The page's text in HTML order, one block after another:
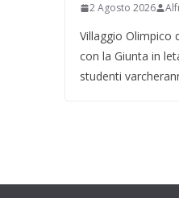
2 Agosto 2026
Villaggio Olimpico
con la Giunta in
studenti